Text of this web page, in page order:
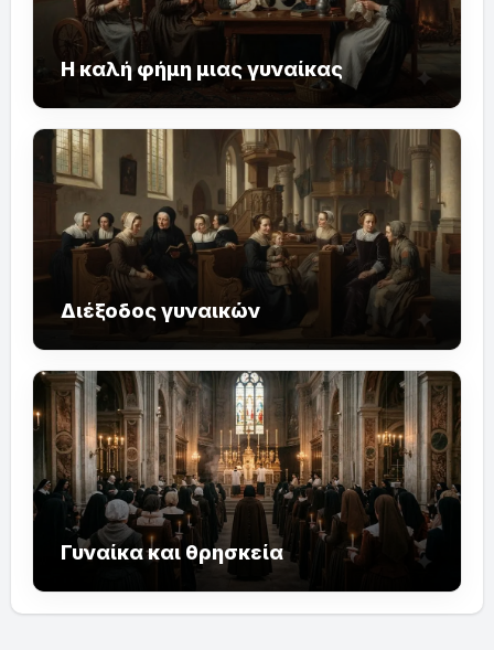
Η καλή φήμη μιας γυναίκας
Διέξοδος γυναικών
Γυναίκα και θρησκεία